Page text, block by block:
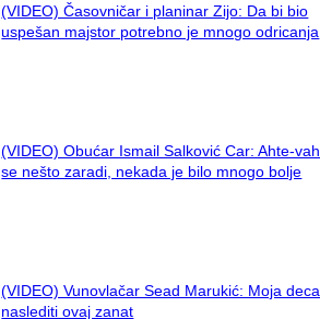
(VIDEO) Časovničar i planinar Zijo: Da bi bio
uspešan majstor potrebno je mnogo odricanja
(VIDEO) Obućar Ismail Salković Car: Ahte-
se nešto zaradi, nekada je bilo mnogo bolje
(VIDEO) Vunovlačar Sead Marukić: Moja
naslediti ovaj zanat